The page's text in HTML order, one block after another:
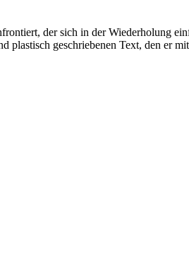
der sich in der Wiederholung
plastisch geschriebenen Text, den er